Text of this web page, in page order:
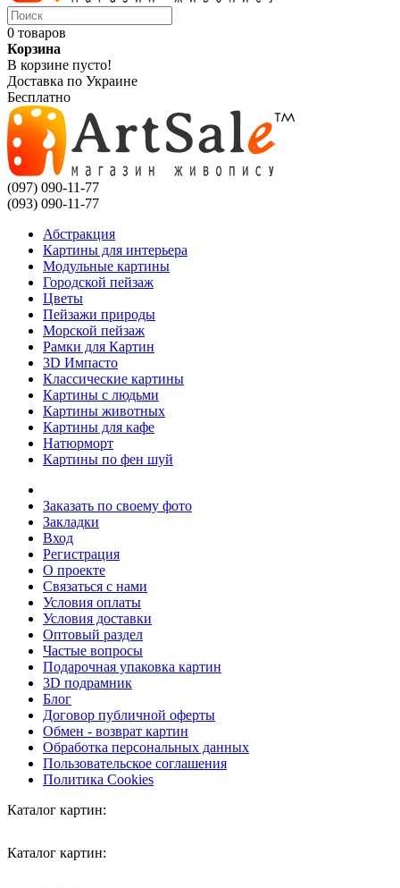
0 товаров
Корзина
В корзине пусто!
Доставка по Украине
Бесплатно
(097) 090-11-77
(093) 090-11-77
Абстракция
Картины для интерьера
Модульные картины
Городской пейзаж
Цветы
Пейзажи природы
Морской пейзаж
Рамки для Картин
3D Импасто
Классические картины
Картины с людьми
Картины животных
Картины для кафе
Натюрморт
Картины по фен шуй
Заказать по своему фото
Закладки
Вход
Регистрация
О проекте
Связаться с нами
Условия оплаты
Условия доставки
Оптовый раздел
Частые вопросы
Подарочная упаковка картин
3D подрамник
Блог
Договор публичной оферты
Обмен - возврат картин
Обработка персональных данных
Пользовательское соглашения
Политика Cookies
Каталог картин:
Каталог картин: